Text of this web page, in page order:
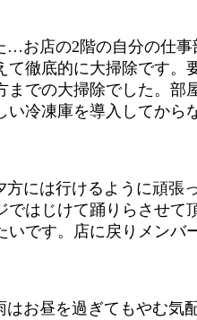
お店の2階の自分の仕
徹底的に大掃除です。
での大掃除でした。部
冷凍庫を導入してから
には行けるように頑張
はじけて踊りらさせて
です。店に戻りメンバ
お昼を過ぎてもやむ気